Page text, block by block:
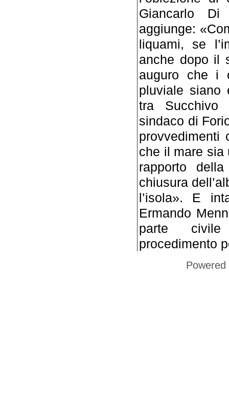
Giancarlo Di
aggiunge:
liquami, se
anche dopo il
auguro che i
pluviale siano
tra Succhivo
sindaco di
provvedimenti
che il mare sia
rapporto
chiusura
l’isola». E
Ermando
parte civile
procedimento